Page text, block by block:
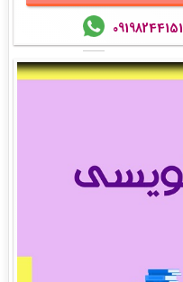
09198244151